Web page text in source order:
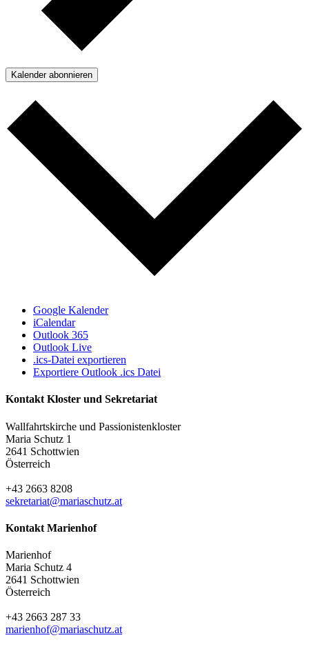
Kalender abonnieren
Google Kalender
iCalendar
Outlook 365
Outlook Live
.ics-Datei exportieren
Exportiere Outlook .ics Datei
Kontakt Kloster und Sekretariat
Wallfahrtskirche und Passionistenkloster
Maria Schutz 1
2641 Schottwien
Österreich
+43 2663 8208
sekretariat@mariaschutz.at
Kontakt Marienhof
Marienhof
Maria Schutz 4
2641 Schottwien
Österreich
+43 2663 287 33
marienhof@mariaschutz.at